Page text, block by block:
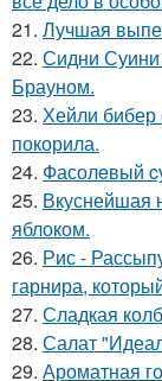
21. Лучшая
22. Сидни Суини
Брауном.
23. Хейли бибер
покорила.
24. Фасолeвый
25. Вкуснейшая
яблоком.
26. Рис -
гарнира,
27. Сладкая
28. Салат
29. Ароматная